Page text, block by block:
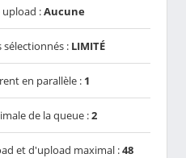
upload :Aucune
sélectionnés : LIMITÉ
en parallèle : 1
de la queue :2
et d'upload maximal :48